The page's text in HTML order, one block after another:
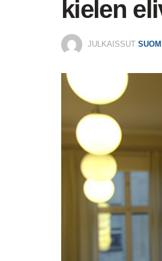
kielen
JULKAISSUT